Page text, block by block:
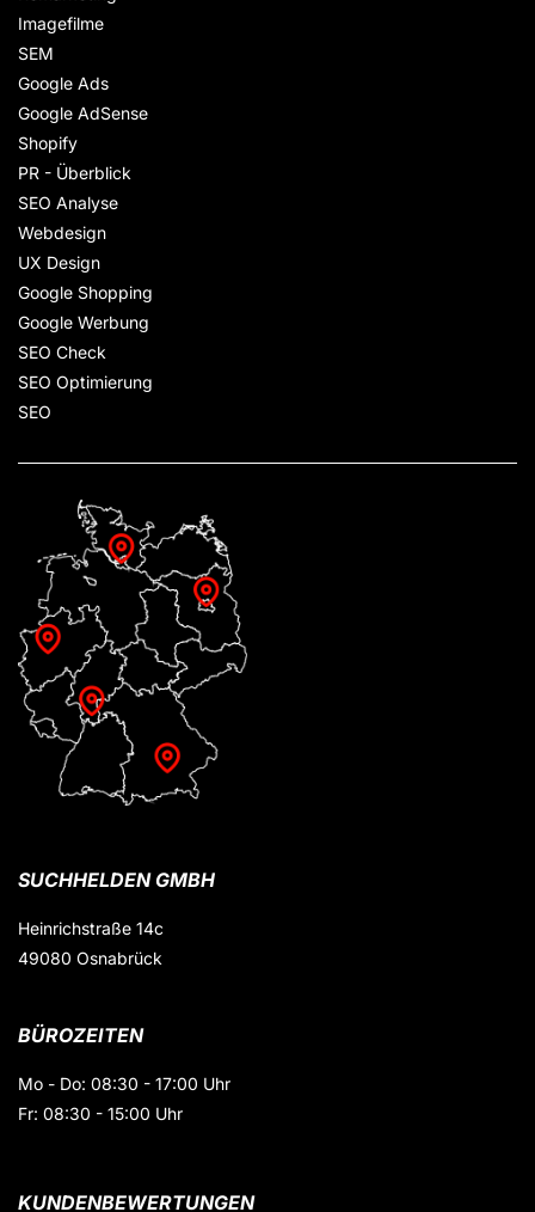
Imagefilme
SEM
Google Ads
Google AdSense
Shopify
PR - Überblick
SEO Analyse
Webdesign
UX Design
Google Shopping
Google Werbung
SEO Check
SEO Optimierung
SEO
SUCHHELDEN GMBH
Heinrichstraße 14c
49080 Osnabrück
BÜROZEITEN
Mo - Do: 08:30 - 17:00 Uhr
Fr: 08:30 - 15:00 Uhr
KUNDENBEWERTUNGEN